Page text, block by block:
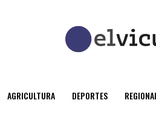
AGRICULTURA DEPORTES